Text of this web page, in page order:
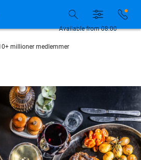
7 dage om ugen
millioner medlemmer
7 dage om ugen
10+ millioner medlemmer
Available from 08:00